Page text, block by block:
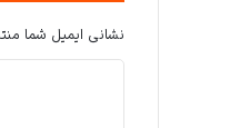
نشانی ایمیل شما